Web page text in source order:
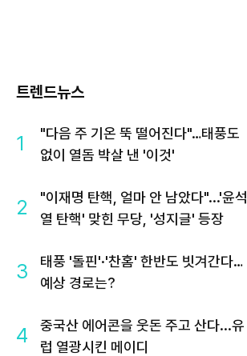
트렌드뉴스
1
"다음 주 기온 뚝 떨어진다"…태풍도
없이 열돔 박살 낸 '이것'
2
"이재명 탄핵, 얼마 안 남았다"...'윤석
열 탄핵' 맞힌 무당, '성지글' 등장
3
태풍 '돌핀'·'찬홈' 한반도 빗겨간다…
예상 경로는?
4
중국산 에어콘을 웃돈 주고 산다...유
럽 열광시킨 메이디